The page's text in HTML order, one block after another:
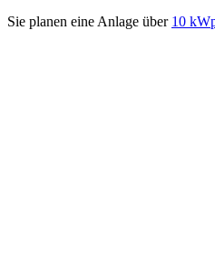
Sie planen eine Anlage über 10